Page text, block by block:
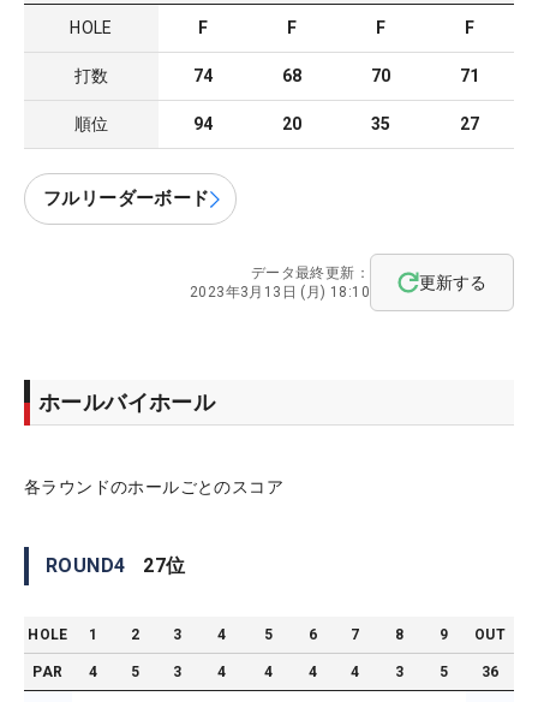
HOLE F F F F
打数 74 68 70 71
順位 94 20 35 27
フルリーダーボード
データ最終更新：
2023年3月13日 (月) 18:10
更新する
ホールバイホール
各ラウンドのホールごとのスコア
ROUND4 27位
HOLE 1 2 3 4 5 6 7 8 9 OUT
PAR 4 5 3 4 4 4 4 3 5 36